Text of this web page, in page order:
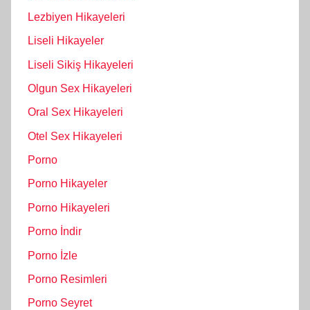
Lezbiyen Hikayeleri
Liseli Hikayeler
Liseli Sikiş Hikayeleri
Olgun Sex Hikayeleri
Oral Sex Hikayeleri
Otel Sex Hikayeleri
Porno
Porno Hikayeler
Porno Hikayeleri
Porno İndir
Porno İzle
Porno Resimleri
Porno Seyret